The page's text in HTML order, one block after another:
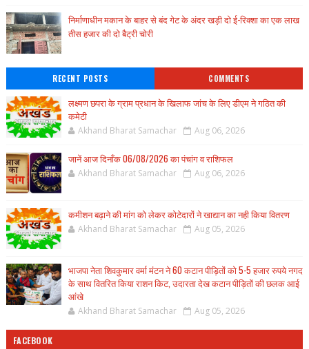
निर्माणाधीन मकान के बाहर से बंद गेट के अंदर खड़ी दो ई-रिक्शा का एक लाख
तीस हजार की दो बैट्री चोरी
RECENT POSTS COMMENTS
लक्ष्मण छपरा के ग्राम प्रधान के खिलाफ जांच के लिए डीएम ने गठित की
कमेटी
Akhand Bharat Samachar Aug 06, 2026
जानें आज दिनाँक 06/08/2026 का पंचांग व राशिफल
Akhand Bharat Samachar Aug 06, 2026
कमीशन बढ़ाने की मांग को लेकर कोटेदारों ने खाद्यान का नही किया वितरण
Akhand Bharat Samachar Aug 05, 2026
भाजपा नेता शिवकुमार वर्मा मंटन ने 60 कटान पीड़ितों को 5-5 हजार रुपये नगद
के साथ वितरित किया राशन किट, उदारता देख कटान पीड़ितों की छलक आई
आंखे
Akhand Bharat Samachar Aug 05, 2026
FACEBOOK